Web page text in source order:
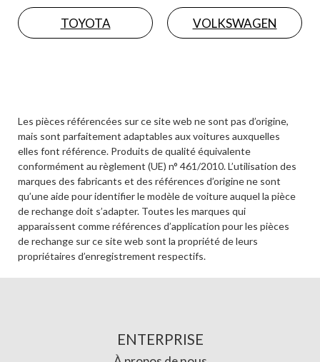
TOYOTA VOLKSWAGEN
Les pièces référencées sur ce site web ne sont pas d’origine,
mais sont parfaitement adaptables aux voitures auxquelles
elles font référence. Produits de qualité équivalente
conformément au règlement (UE) n° 461/2010. L’utilisation des
marques des fabricants et des références d’origine ne sont
qu’une aide pour identifier le modèle de voiture auquel la pièce
de rechange doit s’adapter. Toutes les marques qui
apparaissent comme références d’application pour les pièces
de rechange sur ce site web sont la propriété de leurs
propriétaires d’enregistrement respectifs.
ENTERPRISE